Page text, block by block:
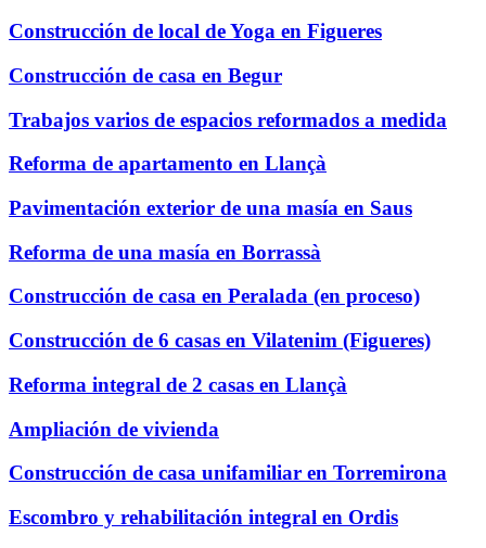
Construcción de local de Yoga en Figueres
Construcción de casa en Begur
Trabajos varios de espacios reformados a medida
Reforma de apartamento en Llançà
Pavimentación exterior de una masía en Saus
Reforma de una masía en Borrassà
Construcción de casa en Peralada (en proceso)
Construcción de 6 casas en Vilatenim (Figueres)
Reforma integral de 2 casas en Llançà
Ampliación de vivienda
Construcción de casa unifamiliar en Torremirona
Escombro y rehabilitación integral en Ordis